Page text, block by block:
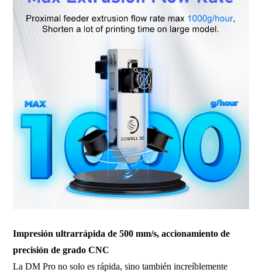
Impresión ultrarrápida de 500 mm/s, accionamiento de
precisión de grado CNC
La DM Pro no solo es rápida, sino también increíblemente